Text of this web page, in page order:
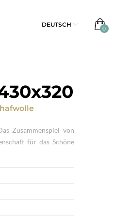
DEUTSCH
Zusammenspiel von
für das Schöne